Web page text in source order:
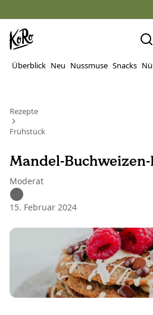
Überblick Neu Nussmuse Snacks
Rezepte
Frühstück
Mandel-Buchweizen-
Moderat
15. Februar 2024